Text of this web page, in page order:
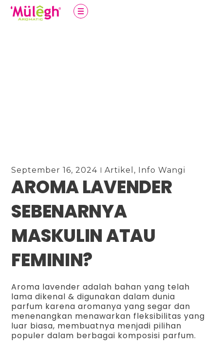
September 16, 2024 Artikel , Info Wangi
AROMA LAVENDER
SEBENARNYA
MASKULIN ATAU
FEMININ?
Aroma lavender adalah bahan yang telah
lama dikenal & digunakan dalam dunia
parfum karena aromanya yang segar dan
menenangkan menawarkan fleksibilitas yang
luar biasa, membuatnya menjadi pilihan
populer dalam berbagai komposisi parfum.